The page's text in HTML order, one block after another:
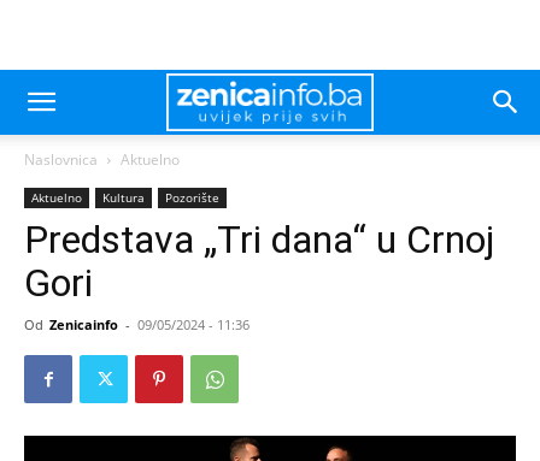
Naslovnica Aktuelno
Aktuelno Kultura Pozorište
Predstava „Tri dana“ u Crnoj
Gori
Od Zenicainfo - 09/05/2024 - 11:36